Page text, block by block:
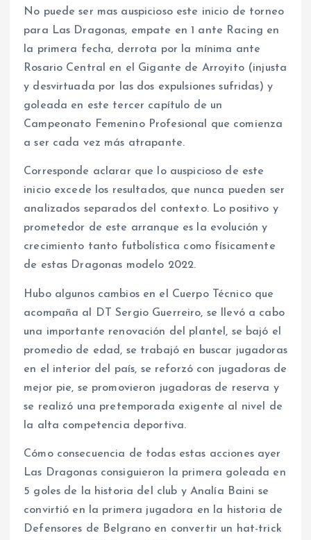
No puede ser mas auspicioso este inicio de torneo
para Las Dragonas, empate en 1 ante Racing en
la primera fecha, derrota por la mínima ante
Rosario Central en el Gigante de Arroyito (injusta
y desvirtuada por las dos expulsiones sufridas) y
goleada en este tercer capítulo de un
Campeonato Femenino Profesional que comienza
a ser cada vez más atrapante.
Corresponde aclarar que lo auspicioso de este
inicio excede los resultados, que nunca pueden ser
analizados separados del contexto. Lo positivo y
prometedor de este arranque es la evolución y
crecimiento tanto futbolística como físicamente
de estas Dragonas modelo 2022.
Hubo algunos cambios en el Cuerpo Técnico que
acompaña al DT Sergio Guerreiro, se llevó a cabo
una importante renovación del plantel, se bajó el
promedio de edad, se trabajó en buscar jugadoras
en el interior del país, se reforzó con jugadoras de
mejor pie, se promovieron jugadoras de reserva y
se realizó una pretemporada exigente al nivel de
la alta competencia deportiva.
Cómo consecuencia de todas estas acciones ayer
Las Dragonas consiguieron la primera goleada en
5 goles de la historia del club y Analía Baini se
convirtió en la primera jugadora en la historia de
Defensores de Belgrano en convertir un hat-trick